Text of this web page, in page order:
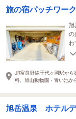
旅の宿パッチワーク
旭
の
JR富良野線千代ヶ岡駅か
料。旭山動物園・青い池か
旭岳温泉 ホテル